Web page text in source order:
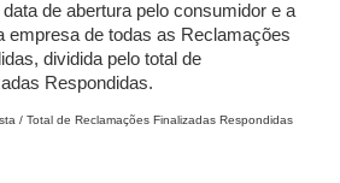
de abertura pelo consumidor e a
empresa de todas as Reclamações
dividida pelo total de
Respondidas.
/ Total de Reclamações Finalizadas Respondidas